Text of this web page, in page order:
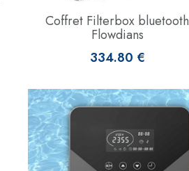
Coffret Filterbox bluetooth
Flowdians
334.80 €